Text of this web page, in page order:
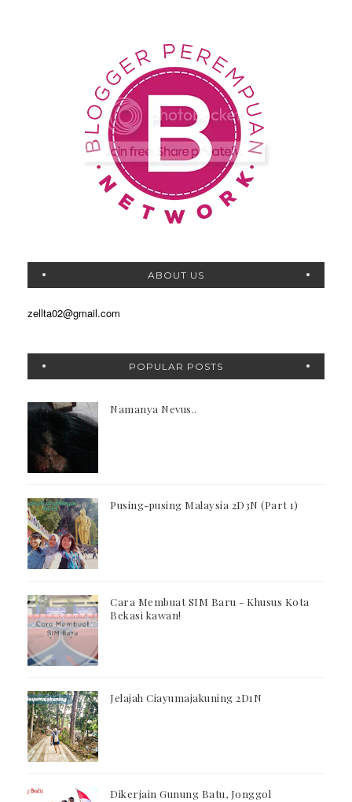
ABOUT US
zellta02@gmail.com
POPULAR POSTS
Namanya Nevus..
Pusing-pusing Malaysia 2D3N (Part 1)
Cara Membuat SIM Baru - Khusus Kota
Bekasi kawan!
Jelajah Ciayumajakuning 2D1N
Dikerjain Gunung Batu, Jonggol